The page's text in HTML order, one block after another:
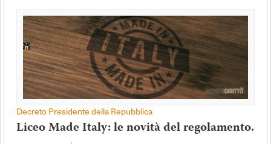
Decreto Presidente della Repubblica
Liceo Made Italy: le novità del regolamento.